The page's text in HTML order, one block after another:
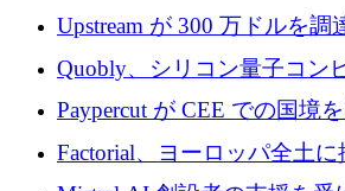
ルを調達
Upstream が 300 万ドルを調
Xavier Niel が支援する共同
げる
Quobly、シリコン量子コン
商用化のためにシリーズ A
ーロを調達
Paypercut が CEE での国境
拡大するために 500 万ユー
Factorial、ヨーロッパ全土
億ドルの評価額で1億5,000